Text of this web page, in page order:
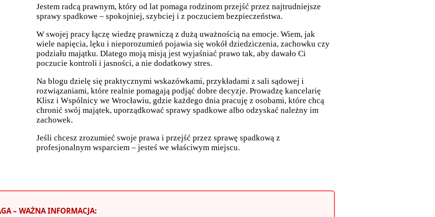
Jestem radcą prawnym, który od lat pomaga rodzinom przejść przez najtrudniejsze
sprawy spadkowe – spokojniej, szybciej i z poczuciem bezpieczeństwa.
W swojej pracy łączę wiedzę prawniczą z dużą uważnością na emocje. Wiem, jak
wiele napięcia, lęku i nieporozumień pojawia się wokół dziedziczenia, zachowku czy
podziału majątku. Dlatego moją misją jest wyjaśniać prawo tak, aby dawało Ci
poczucie kontroli i jasności, a nie dodatkowy stres.
Na blogu dzielę się praktycznymi wskazówkami, przykładami z sali sądowej i
rozwiązaniami, które realnie pomagają podjąć dobre decyzje. Prowadzę kancelarię
Klisz i Wspólnicy we Wrocławiu, gdzie każdego dnia pracuję z osobami, które chcą
chronić swój majątek, uporządkować sprawy spadkowe albo odzyskać należny im
zachowek.
Jeśli chcesz zrozumieć swoje prawa i przejść przez sprawę spadkową z
profesjonalnym wsparciem – jesteś we właściwym miejscu.
– WAŻNA INFORMACJA: